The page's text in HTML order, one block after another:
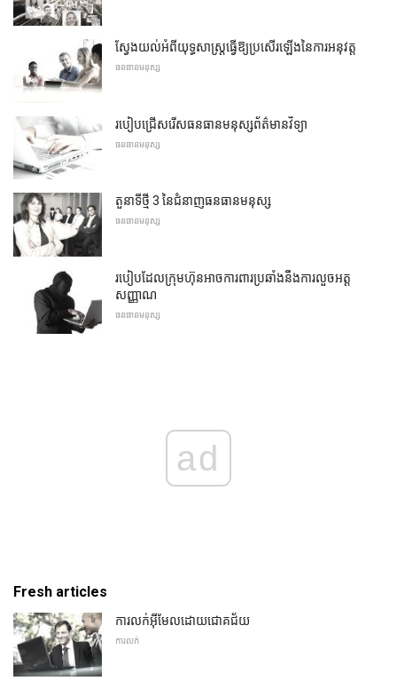
ស្វែងយល់អំពីយុទ្ធសាស្រ្តធ្វើឱ្យប្រសើរឡើងនៃការអនុវត្ត
ធនធានមនុស្ស
របៀបជ្រើសរើសធនធានមនុស្សព័ត៌មានវិទ្យា
ធនធានមនុស្ស
តួនាទីថ្មី 3 នៃជំនាញធនធានមនុស្ស
ធនធានមនុស្ស
របៀបដែលក្រុមហ៊ុនអាចការពារប្រឆាំងនឹងការលួចអត្ត
សញ្ញាណ
ធនធានមនុស្ស
ad
Fresh articles
ការលក់អ៊ីមែលដោយជោគជ័យ
ការលក់